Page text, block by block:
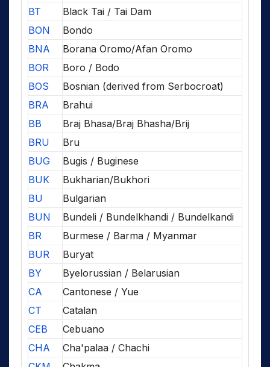
BT
Black Tai / Tai Dam
BON
Bondo
BNA
Borana Oromo/Afan Oromo
BOR
Boro / Bodo
BOS
Bosnian (derived from Serbocroat)
BRA
Brahui
BB
Braj Bhasa/Braj Bhasha/Brij
BRU
Bru
BUG
Bugis / Buginese
BUK
Bukharian/Bukhori
BU
Bulgarian
BUN
Bundeli / Bundelkhandi / Bundelkandi
BR
Burmese / Barma / Myanmar
BUR
Buryat
BY
Byelorussian / Belarusian
CA
Cantonese / Yue
CT
Catalan
CEB
Cebuano
CHA
Cha'palaa / Chachi